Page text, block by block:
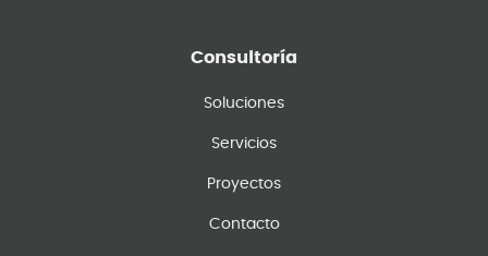
Consultoría
Soluciones
Servicios
Proyectos
Contacto